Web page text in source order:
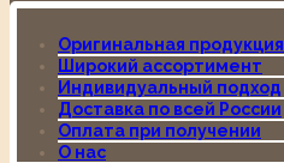
Оригинальная продукция
Широкий ассортимент
Индивидуальный подход
Доставка по всей России
Оплата при получении
О нас